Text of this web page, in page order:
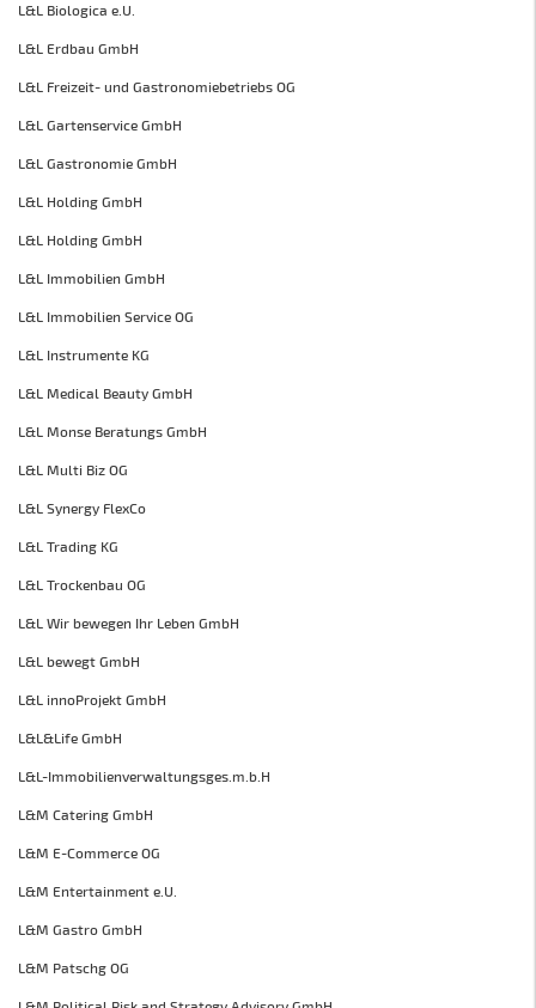
L&L Biologica e.U.
L&L Erdbau GmbH
L&L Freizeit- und Gastronomiebetriebs OG
L&L Gartenservice GmbH
L&L Gastronomie GmbH
L&L Holding GmbH
L&L Holding GmbH
L&L Immobilien GmbH
L&L Immobilien Service OG
L&L Instrumente KG
L&L Medical Beauty GmbH
L&L Monse Beratungs GmbH
L&L Multi Biz OG
L&L Synergy FlexCo
L&L Trading KG
L&L Trockenbau OG
L&L Wir bewegen Ihr Leben GmbH
L&L bewegt GmbH
L&L innoProjekt GmbH
L&L&Life GmbH
L&L-Immobilienverwaltungsges.m.b.H
L&M Catering GmbH
L&M E-Commerce OG
L&M Entertainment e.U.
L&M Gastro GmbH
L&M Patschg OG